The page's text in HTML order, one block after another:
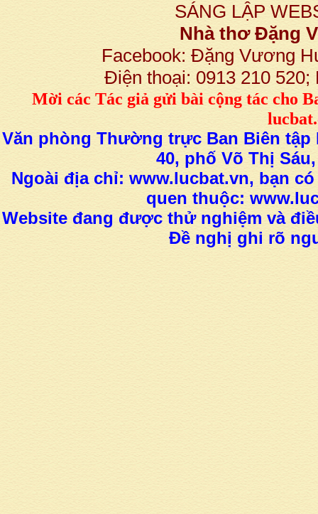
SÁNG LẬP
Nhà thơ Đặng
Facebook: Đặng Vương
Điện thoại: 0913 210
Mời các Tác giả gửi bàicộng tác cho
Văn phòng Thường trực Ban Biên tập
40, phố Võ Thị
Ngoài địa chỉ: www.lucbat.vn, bạn
quen thuộc:
Website đang được thử nghiệm và
Đề nghị ghi rõ